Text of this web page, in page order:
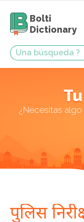
Bolti
Dictionary
¿Necesitas
पुलिस